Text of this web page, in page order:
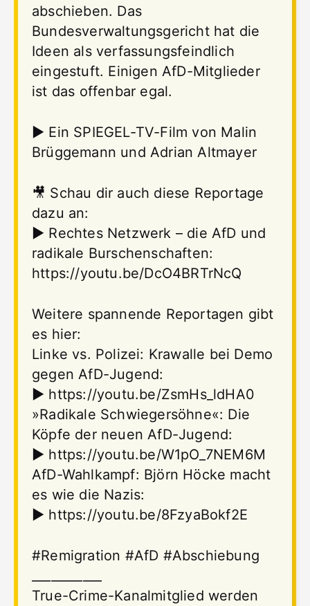
abschieben. Das
Bundesverwaltungsgericht hat die
Ideen als verfassungsfeindlich
eingestuft. Einigen AfD-Mitglieder
ist das offenbar egal.
► Ein SPIEGEL-TV-Film von Malin
Brüggemann und Adrian Altmayer
🎥 Schau dir auch diese Reportage
dazu an:
► Rechtes Netzwerk – die AfD und
radikale Burschenschaften:
https://youtu.be/DcO4BRTrNcQ
Weitere spannende Reportagen gibt
es hier:
Linke vs. Polizei: Krawalle bei Demo
gegen AfD-Jugend:
► https://youtu.be/ZsmHs_ldHA0
»Radikale Schwiegersöhne«: Die
Köpfe der neuen AfD-Jugend:
► https://youtu.be/W1pO_7NEM6M
AfD-Wahlkampf: Björn Höcke macht
es wie die Nazis:
► https://youtu.be/8FzyaBokf2E
#Remigration #AfD #Abschiebung
True-Crime-Kanalmitglied werden